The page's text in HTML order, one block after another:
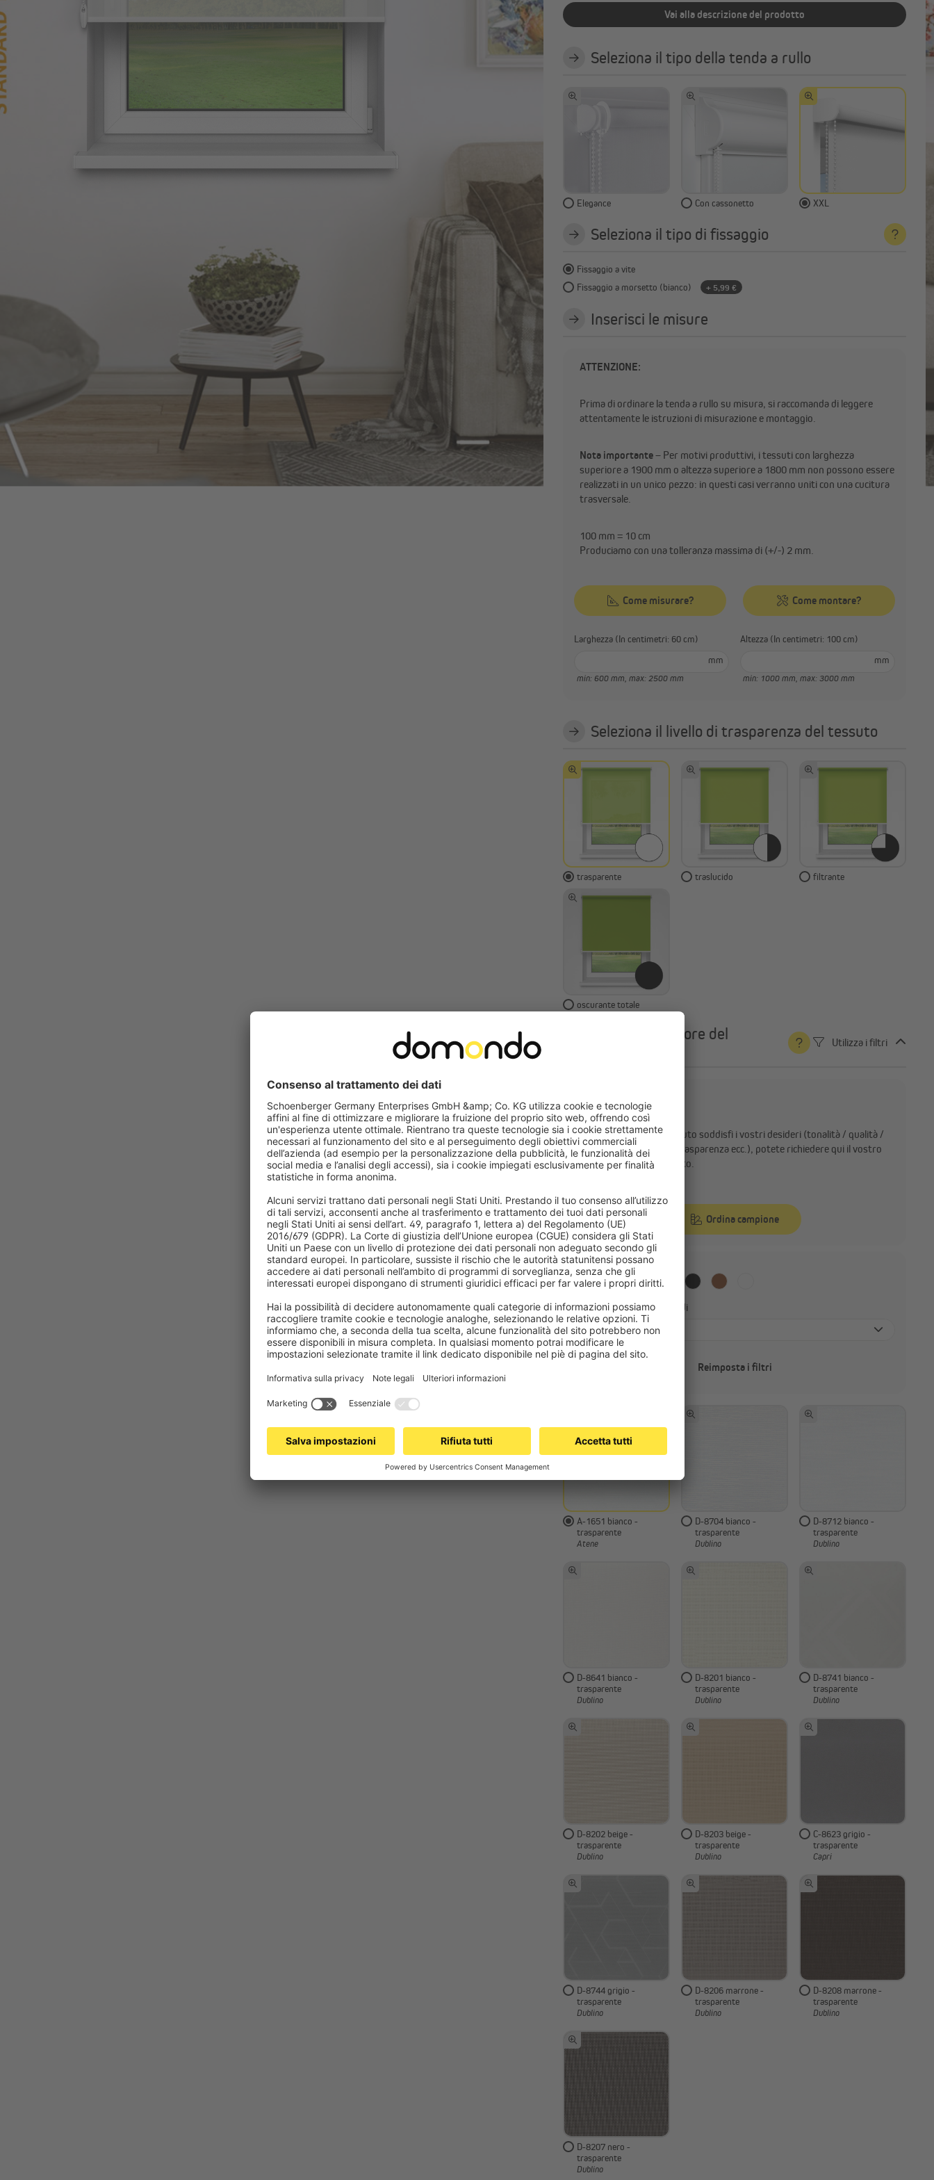
Vai alla descrizione del prodotto
Seleziona il tipo della tenda a rullo
Elegance Con cassonetto XXL
Seleziona il tipo di fissaggio
Fissaggio a vite
Fissaggio a morsetto (bianco)
+ 5,99 €
Inserisci le misure
ATTENZIONE:
Prima di ordinare la tenda a rullo su misura, si raccomanda di leggere
attentamente le istruzioni di misurazione e montaggio.
Nota importante– Per motivi produttivi, i tessuti con larghezza
superiore a 1900 mm o altezza superiore a 1800 mm non possono essere
realizzati in un unico pezzo: in questi casi verranno uniti con una cucitura
trasversale.
100 mm = 10 cm
Produciamo con una tolleranza massima di (+/-) 2 mm.
Come misurare? Come montare?
Larghezza (In centimetri: 60 cm)
mm
min: 600 mm, max: 2500 mm
Altezza (In centimetri: 100 cm)
mm
min: 1000 mm, max: 3000 mm
Seleziona il livello di trasparenza del tessuto
trasparente traslucido filtrante
oscurante totale
Seleziona il colore del
Utilizza i filtri
Per assicurarsi che il tessuto soddisfi i vostri desideri (tonalità / qualità /
motivo ecc.) e requisiti (trasparenza ecc.), potete richiedere qui il vostro
campione di colore gratuito.
Ordina campione
Adatto ad ambienti umidi
Seleziona
No
Reimposta i filtri
A-1651 bianco -
trasparente
Atene
D-8704 bianco -
trasparente
Dublino
D-8712 bianco -
trasparente
Dublino
D-8641 bianco -
trasparente
Dublino
D-8201 bianco -
trasparente
Dublino
D-8741 bianco -
trasparente
Dublino
D-8202 beige -
trasparente
Dublino
D-8203 beige -
trasparente
Dublino
C-8623 grigio -
trasparente
Capri
D-8744 grigio -
trasparente
Dublino
D-8206 marrone -
trasparente
Dublino
D-8208 marrone -
trasparente
Dublino
D-8207 nero -
trasparente
Dublino